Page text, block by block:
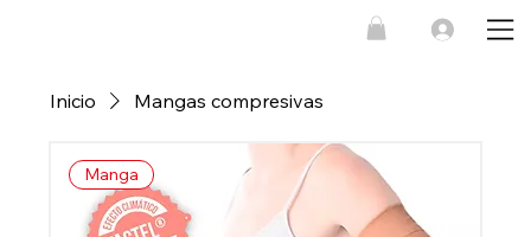
Inicio Mangas compresivas
Manga